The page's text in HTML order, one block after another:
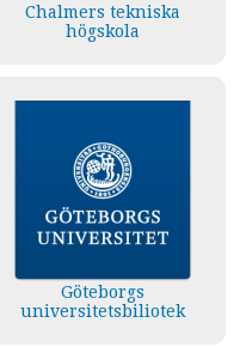
Chalmers tekniska
högskola
Göteborgs
universitetsbiliotek